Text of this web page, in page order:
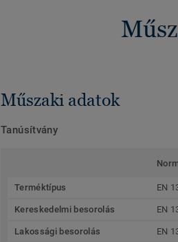
Műszaki adatok
Tanúsítvány
Terméktípus EN
Kereskedelmi besorolás EN
Lakossági besorolás EN